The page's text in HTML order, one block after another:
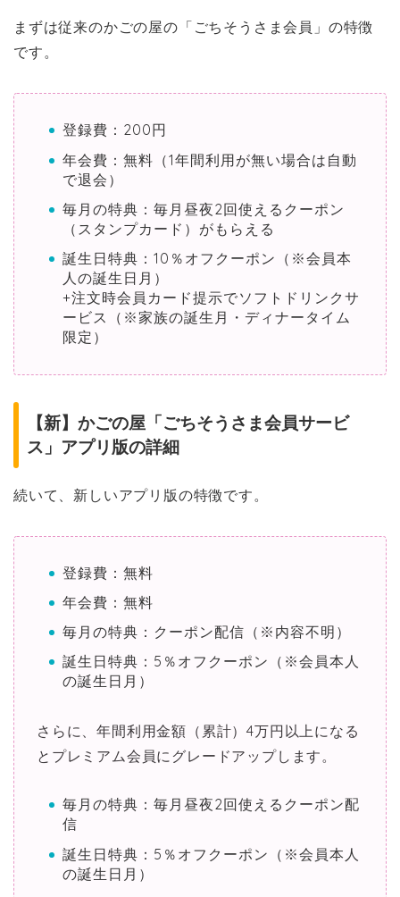
まずは従来のかごの屋の「ごちそうさま会員」の特徴
です。
登録費：200円
年会費：無料（1年間利用が無い場合は自動
で退会）
毎月の特典：毎月昼夜2回使えるクーポン
（スタンプカード）がもらえる
誕生日特典：10％オフクーポン（※会員本
人の誕生日月）
+注文時会員カード提示でソフトドリンクサ
ービス（※家族の誕生月・ディナータイム
限定）
【新】かごの屋「ごちそうさま会員サービ
ス」アプリ版の詳細
続いて、新しいアプリ版の特徴です。
登録費：無料
年会費：無料
毎月の特典：クーポン配信（※内容不明）
誕生日特典：5％オフクーポン（※会員本人
の誕生日月）
さらに、年間利用金額（累計）4万円以上になる
とプレミアム会員にグレードアップします。
毎月の特典：毎月昼夜2回使えるクーポン配
信
誕生日特典：5％オフクーポン（※会員本人
の誕生日月）